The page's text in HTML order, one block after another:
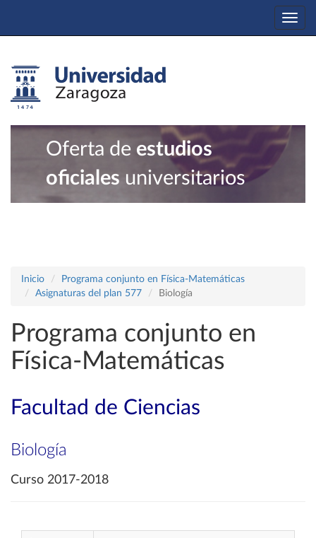
Oferta de estudios
oficiales universitarios
Inicio
Programa conjunto en Física-Matemáticas
Asignaturas del plan 577
Biología
Programa conjunto en
Física-Matemáticas
Facultad de Ciencias
Biología
Curso 2017-2018